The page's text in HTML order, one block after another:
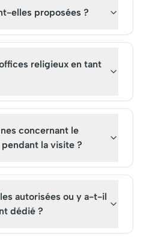
elles proposées ?
religieux en tant
concernant le
la visite ?
autorisées ou y a-t-il
dédié ?